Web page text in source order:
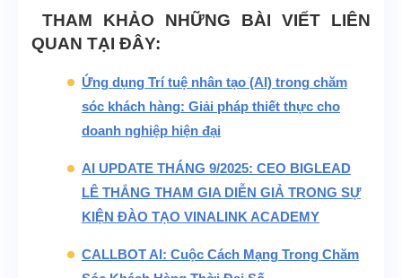
THAM KHẢO NHỮNG BÀI VIẾT LIÊN
QUAN TẠI ĐÂY:
Ứng dụng Trí tuệ nhân tạo (AI) trong chăm
sóc khách hàng: Giải pháp thiết thực cho
doanh nghiệp hiện đại
AI UPDATE THÁNG 9/2025: CEO BIGLEAD
LÊ THẮNG THAM GIA DIỄN GIẢ TRONG SỰ
KIỆN ĐÀO TẠO VINALINK ACADEMY
CALLBOT AI: Cuộc Cách Mạng Trong Chăm